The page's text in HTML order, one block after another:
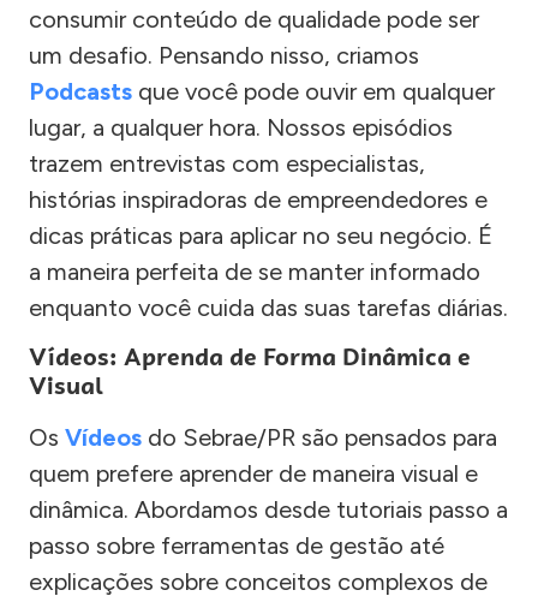
consumir conteúdo de qualidade pode ser
um desafio. Pensando nisso, criamos
Podcasts que você pode ouvir em qualquer
lugar, a qualquer hora. Nossos episódios
trazem entrevistas com especialistas,
histórias inspiradoras de empreendedores e
dicas práticas para aplicar no seu negócio. É
a maneira perfeita de se manter informado
enquanto você cuida das suas tarefas diárias.
Vídeos: Aprenda de Forma Dinâmica e
Visual
Os Vídeos do Sebrae/PR são pensados para
quem prefere aprender de maneira visual e
dinâmica. Abordamos desde tutoriais passo a
passo sobre ferramentas de gestão até
explicações sobre conceitos complexos de